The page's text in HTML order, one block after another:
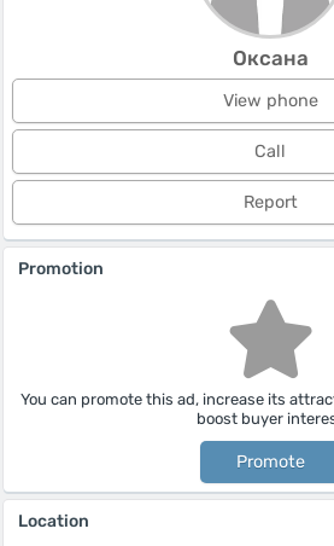
Оксана
View phone
Call
Report
Promotion
You can promote this ad, increase its
boost buyer
Promote
Location